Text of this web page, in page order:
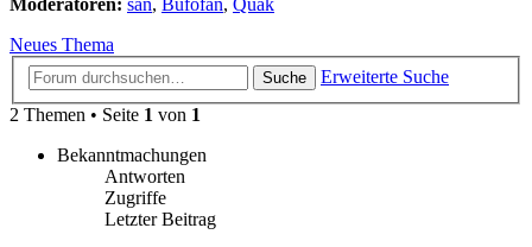
Moderatoren: san, Bufofan, Quak
Neues Thema
Suche
Erweiterte Suche
2 Themen • Seite 1 von 1
Bekanntmachungen
Antworten
Zugriffe
Letzter Beitrag